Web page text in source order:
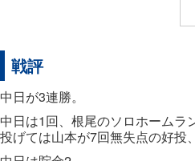
戦評
中日が3連勝。
中日は1回、根尾のソロホームラ
投げては山本が7回無失点の好投